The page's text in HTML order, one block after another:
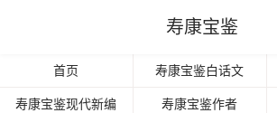
寿康宝鉴
首页 寿康宝鉴白话文
寿康宝鉴现代新编 寿康宝鉴作者